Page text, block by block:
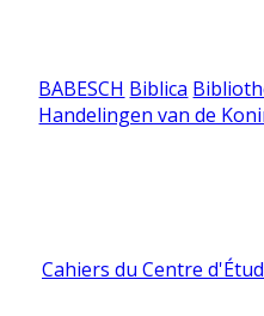
BABESCH Biblica
Handelingen van de
Cahiers du Centre